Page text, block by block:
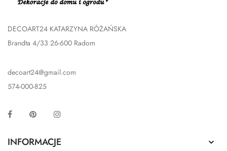
DECOART24 KATARZYNA RÓŻAŃSKA
Brandta 4/33 26-600 Radom
decoart24@gmail.com
574-000-825
Facebook Pinterest
INFORMACJE 